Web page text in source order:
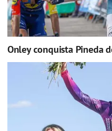
Onley conquista Pineda